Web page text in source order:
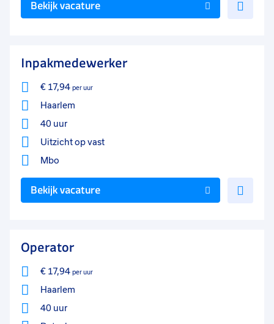
Bekijk vacature
Inpakmedewerker
€ 17,94 per uur
Haarlem
40 uur
Uitzicht op vast
Mbo
Bekijk vacature
Operator
€ 17,94 per uur
Haarlem
40 uur